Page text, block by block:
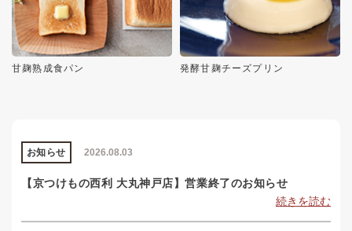
甘麹熟成食パン 発酵甘麹チーズプリン
2026.08.03
お知らせ
【京つけもの西利 大丸神戸店】営業終了のお知らせ
続きを読む